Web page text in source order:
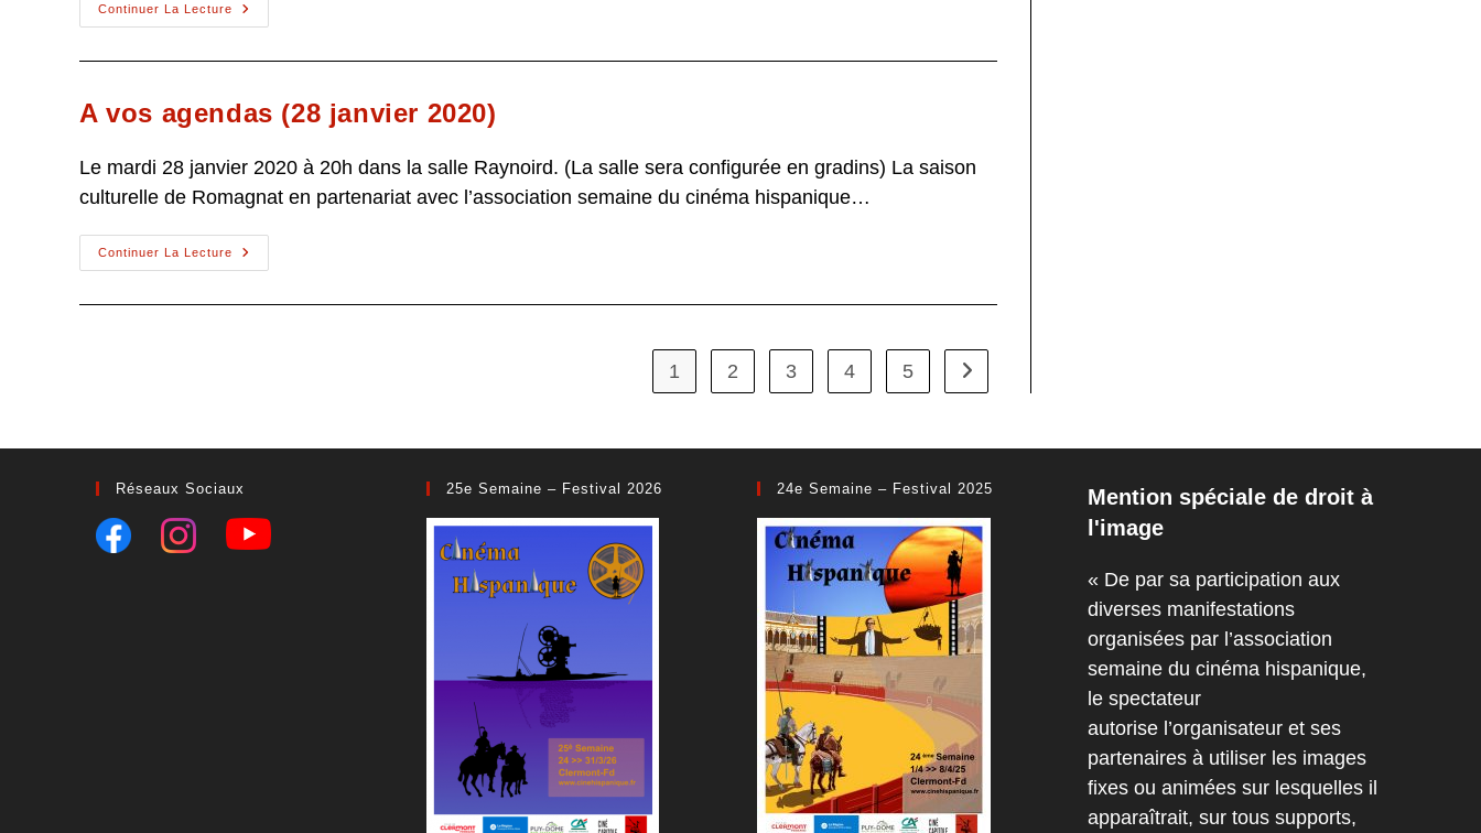
Continuer La Lecture
Information
Importante
A vos agendas (28 janvier 2020)
Le mardi 28 janvier 2020 à 20h dans la salle Raynoird. (La salle sera configurée en gradins) La saison
culturelle de Romagnat en partenariat avec l’association semaine du cinéma hispanique…
Continuer La Lecture
Vos
1 2 3 4 5 Aller à la page suivante
Réseaux Sociaux 25e Semaine – Festival 2026 24e Semaine – Festival 2025
Mention spéciale de droit à
l'image
« De par sa participation aux
diverses manifestations
organisées par l’association
semaine du cinéma hispanique,
le spectateur
autorise l’organisateur et ses
partenaires à utiliser les images
fixes ou animées sur lesquelles il
apparaîtrait, sur tous supports,